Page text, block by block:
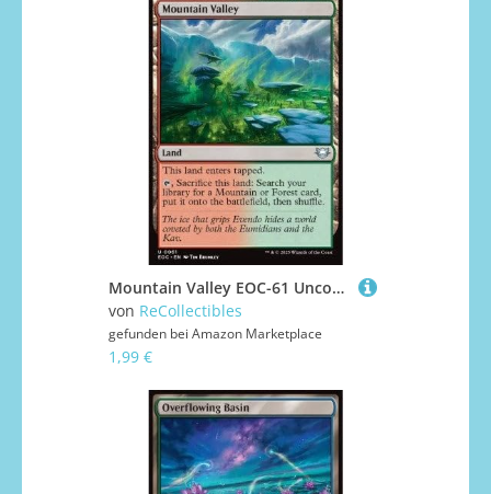
Mountain Valley EOC-61 Uncommon Englisch Boosterfrisch - Commander: Edge of Eternities - mit ReCollectibles-Versandschutz - für Magic/MTG
von ReCollectibles
gefunden bei Amazon Marketplace
1,99 €